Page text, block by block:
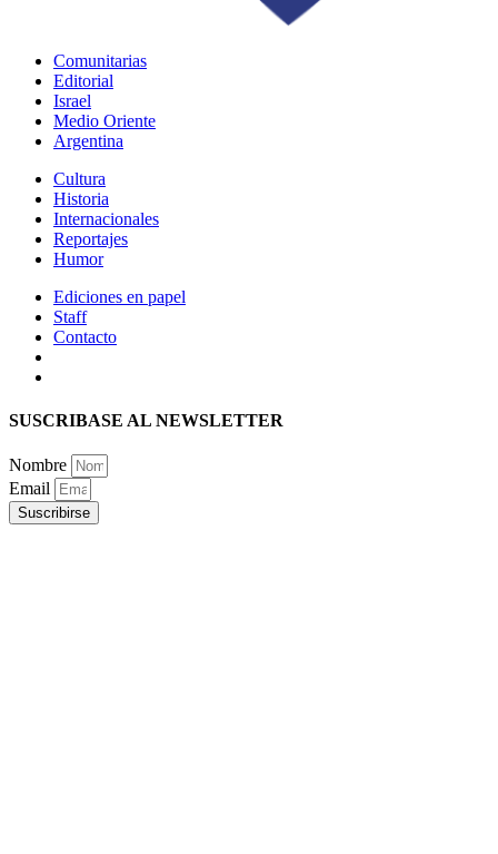
Comunitarias
Editorial
Israel
Medio Oriente
Argentina
Cultura
Historia
Internacionales
Reportajes
Humor
Ediciones en papel
Staff
Contacto
SUSCRIBASE AL NEWSLETTER
Nombre
Email
Suscribirse